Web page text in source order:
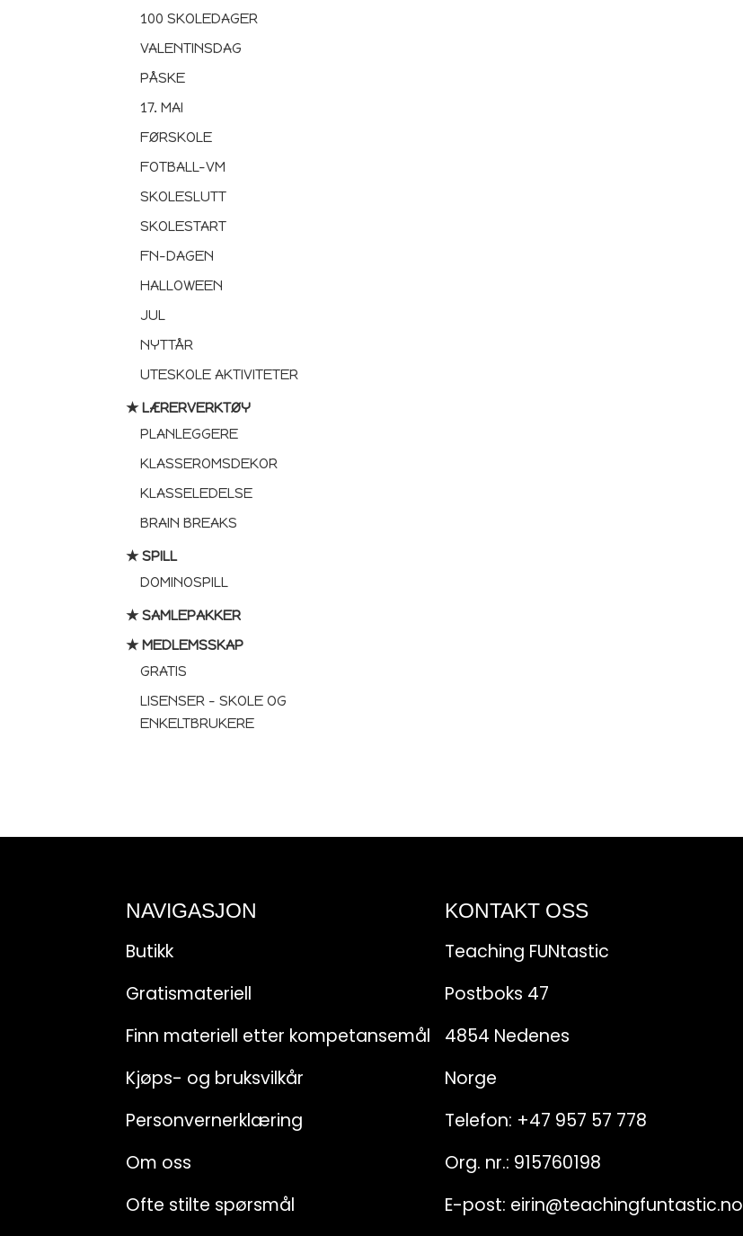
100 SKOLEDAGER
VALENTINSDAG
PÅSKE
17. MAI
FØRSKOLE
FOTBALL-VM
SKOLESLUTT
SKOLESTART
FN-DAGEN
HALLOWEEN
JUL
NYTTÅR
UTESKOLE AKTIVITETER
★ LÆRERVERKTØY
PLANLEGGERE
KLASSEROMSDEKOR
KLASSELEDELSE
BRAIN BREAKS
★ SPILL
DOMINOSPILL
★ SAMLEPAKKER
★ MEDLEMSSKAP
GRATIS
LISENSER – SKOLE OG
ENKELTBRUKERE
NAVIGASJON
Butikk
Gratismateriell
Finn materiell etter kompetansemål
Kjøps- og bruksvilkår
Personvernerklæring
Om oss
Ofte stilte spørsmål
KONTAKT OSS
Teaching FUNtastic
Postboks 47
4854 Nedenes
Norge
Telefon: +47 957 57 778
Org. nr.: 915760198
E-post: eirin@teachingfuntastic.no